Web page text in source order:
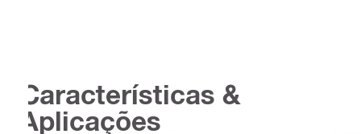
Características &
Aplicações